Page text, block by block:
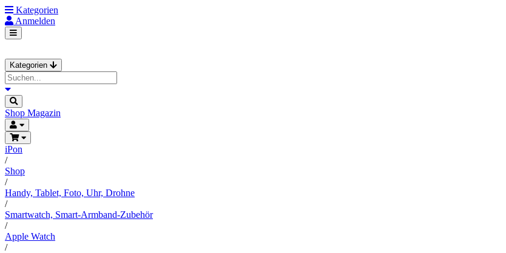
Kategorien
Anmelden
Kategorien
Shop Magazin
iPon
/
Shop
/
Handy, Tablet, Foto, Uhr, Drohne
/
Smartwatch, Smart-Armband-Zubehör
/
Apple Watch
/